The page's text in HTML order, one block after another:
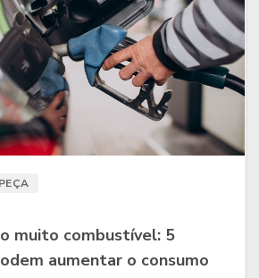
muito combustível: 5
aumentar o consumo